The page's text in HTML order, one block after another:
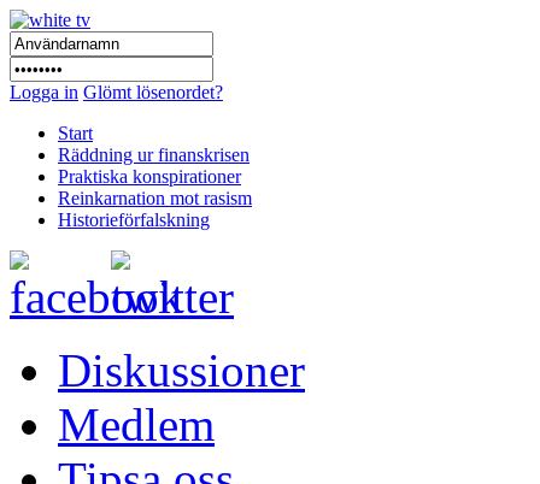
Logga in Glömt lösenordet?
Start
Räddning ur finanskrisen
Praktiska konspirationer
Reinkarnation mot rasism
Historieförfalskning
Diskussioner
Medlem